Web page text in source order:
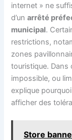
internet » ne
d’unarrêté
municipal.
restrictions,
zones
touristique. Dans
impossible, ou
explique
afficher des
Store